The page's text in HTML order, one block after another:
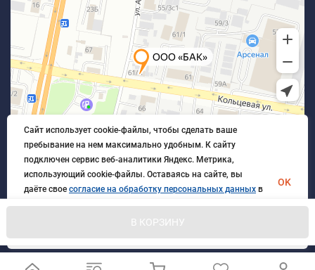
В КОРЗИНУ
© 2026 БлагАвтоКомплект. Все права защищены
Сайт использует cookie-файлы, чтобы сделать ваше
пребывание на нем максимально удобным. К cайту
подключен сервис веб-аналитики Яндекс. Метрика,
использующий cookie-файлы. Оставаясь на сайте, вы
даёте свое согласие на обработку персональных данных в
порядке, указанном вПолитике обработки персональных
OK